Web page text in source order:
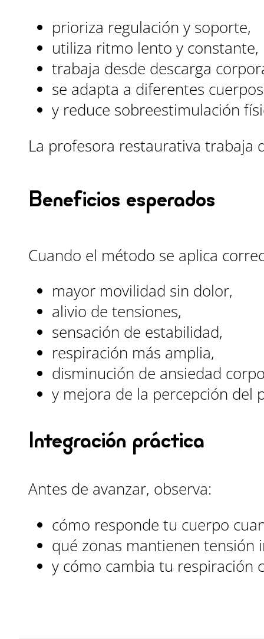
prioriza regulación y soporte,
utiliza ritmo lento y constante,
trabaja desde descarga
se adapta a diferentes
y reduce sobreestimulación
La profesora restaurativa trabaja
Beneficios esperados
Cuando el método se aplica
mayor movilidad sin dolor,
alivio de tensiones,
sensación de estabilidad,
respiración más amplia,
disminución de ansiedad
y mejora de la percepción del
Integración práctica
Antes de avanzar, observa:
cómo responde tu cuerpo
qué zonas mantienen tensión
y cómo cambia tu respiración